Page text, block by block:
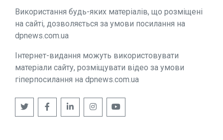
Використання будь-яких матеріалів, що розміщені
на сайті, дозволяється за умови посилання на
dpnews.com.ua
Інтернет-видання можуть використовувати
матеріали сайту, розміщувати відео за умови
гіперпосилання на dpnews.com.ua